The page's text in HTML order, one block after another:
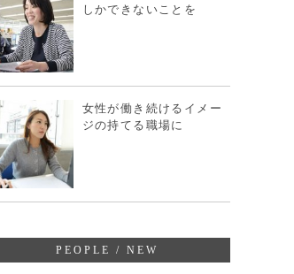
しかできないことを
女性が働き続けるイメー
ジの持てる職場に
PEOPLE / NEW